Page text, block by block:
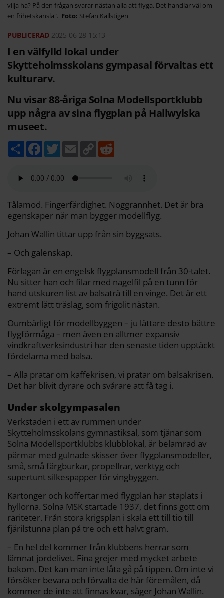
vilja ha? På den frågan svarar nästan alla att flyga. Det handlar väl om
en frihetskänsla".
Stefan Källstigen
2025-06-28 15:13
I en välfylld lokal under
Skytteholmsskolans gympasal förvaltas ett
kulturarv.
Nu visar 88-åriga Solna Modellsportklubb
upp några av sina flygplan på Hallwylska
museet.
D
e
F
b
k
T
w
t
E
m
C
o
k
Tålamod. Fingerfärdighet. Noggrannhet. Det är bra
egenskaper när man bygger modellflyg.
Johan Wallin tittar upp från sin byggsats.
– Och galenskap.
Förlagan är en engelsk flygplansmodell från 30-talet.
Nu sitter han och filar med nagelfil på en tunn för
hand utskuren list av balsaträ till en vinge. Det är ett
extremt lätt träslag, som frigolit nästan.
Oumbärligt för modellbyggen – ju lättare desto bättre
flygförmåga – men även en alltmer expansiv
vindkraftverksindustri har den senaste tiden upptäckt
fördelarna med balsa.
– Alla pratar om kaffekrisen, vi pratar om balsakrisen.
Det har blivit dyrare och svårare att få tag i.
Under skolgympasalen
Verkstaden i ett av rummen under
Skytteholmsskolans gymnastiksal, som tjänar som
Solna Modellsportklubbs klubblokal, är belamrad av
pärmar med gulnade skisser över flygplansmodeller,
små, små färgburkar, propellrar, verktyg och
supertunt silkespapper för vingbyggen.
Kartonger och koffertar med flygplan har staplats i
hyllorna. Solna MSK startade 1937, det finns gott om
rariteter. Från stora krigsplan i skala ett till tio till
fjärilstunna plan på tre och ett halvt gram.
– En hel del kommer från klubbens herrar som
lämnat jordelivet. Fina grejer med mycket arbete
bakom. Det kan man inte låta gå på tippen. Om inte vi
försöker bevara och förvalta de här föremålen, då
kommer de inte att finnas kvar, säger Johan Wallin.